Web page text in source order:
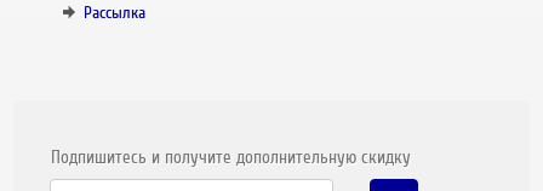
Рассылка
Подпишитесь и получите дополнительную скидку